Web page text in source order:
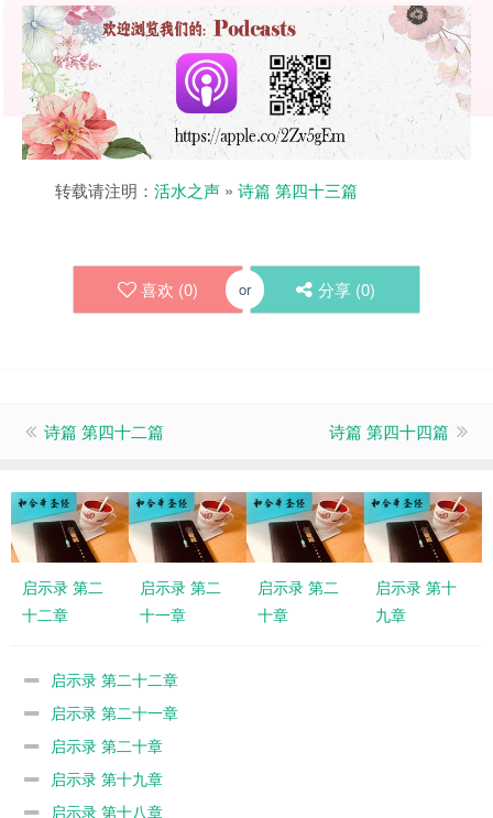
转载请注明： 活水之声 » 诗篇 第四十三篇
喜欢 (0) or 分享 (0)
诗篇 第四十二篇 诗篇 第四十四篇
启示录 第二
十二章
启示录 第二
十一章
启示录 第二
十章
启示录 第十
九章
启示录 第二十二章
启示录 第二十一章
启示录 第二十章
启示录 第十九章
启示录 第十八章